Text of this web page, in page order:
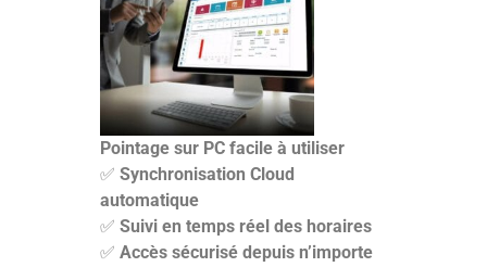
Pointage sur PC facile à utiliser
✅ Synchronisation Cloud
automatique
✅ Suivi en temps réel des horaires
✅ Accès sécurisé depuis n’importe